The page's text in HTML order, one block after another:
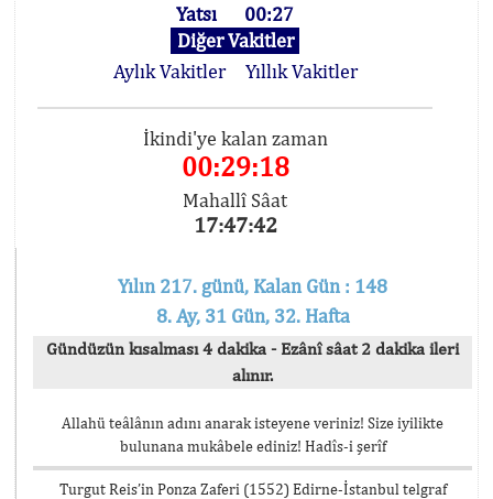
Yatsı
00:27
Diğer Vakitler
Aylık Vakitler
Yıllık Vakitler
İkindi'ye kalan zaman
00:29:17
Mahallî Sâat
17:47:43
Yılın 217. günü, Kalan Gün : 148
8. Ay, 31 Gün, 32. Hafta
Gündüzün kısalması 4 dakika - Ezânî sâat 2 dakika ileri
alınır.
Allahü teâlânın adını anarak isteyene veriniz! Size iyilikte
bulunana mukâbele ediniz! Hadîs-i şerîf
Turgut Reis’in Ponza Zaferi (1552) Edirne-İstanbul telgraf